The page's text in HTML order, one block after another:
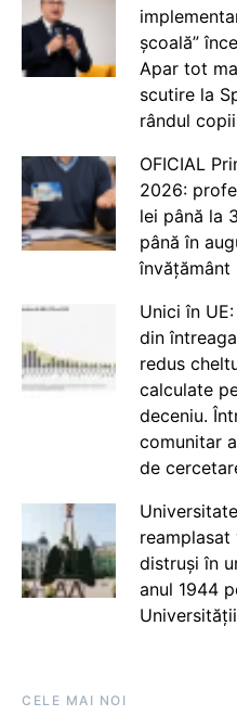
școală”
Apar tot
scutire la
rândul
OFICIAL
2026:
lei până la
până în
învățământ
Unici în
din
redus
calculate
deceniu.
comunitar
de
distruși în
anul 1944
Universității
CELE MAI NOI